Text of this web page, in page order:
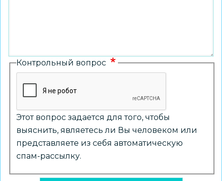
Контрольный вопрос
Этот вопрос задается для того, чтобы
выяснить, являетесь ли Вы человеком или
представляете из себя автоматическую
спам-рассылку.